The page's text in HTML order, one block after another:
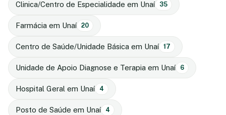
Clinica/Centro de Especialidade em Unaí 35
Farmácia em Unaí 20
Centro de Saúde/Unidade Básica em Unaí 17
Unidade de Apoio Diagnose e Terapia em Unaí 6
Hospital Geral em Unaí 4
Posto de Saúde em Unaí 4